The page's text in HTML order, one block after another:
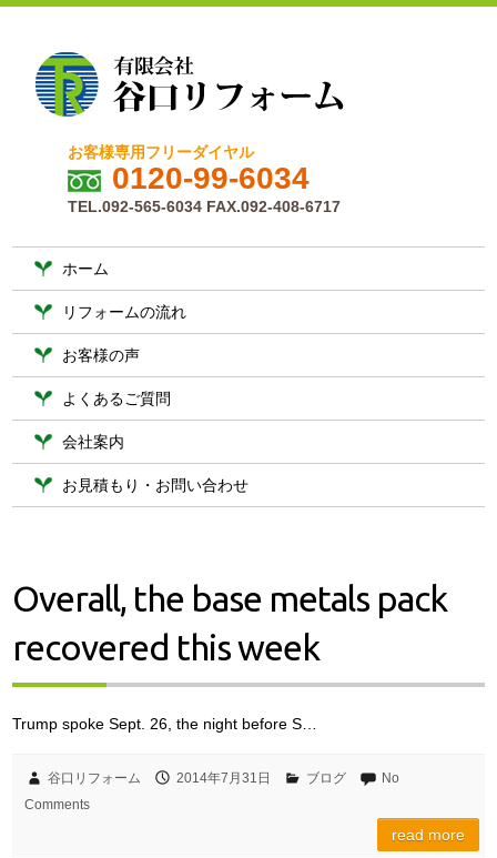
お客様専用フリーダイヤル
0120-99-6034
TEL.092-565-6034 FAX.092-408-6717
ホーム
リフォームの流れ
お客様の声
よくあるご質問
会社案内
お見積もり・お問い合わせ
Overall, the base metals pack
recovered this week
Trump spoke Sept. 26, the night before S…
谷口リフォーム 2014年7月31日 ブログ
No
Comments
read more